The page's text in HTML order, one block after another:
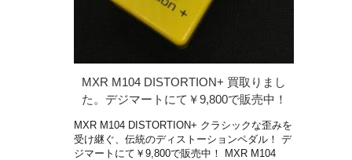
MXR M104 DISTORTION+ 買取りまし
た。デジマートにて￥9,800で販売中！
MXR M104 DISTORTION+ クラシックな歪みを
受け継ぐ、伝統のディストーションペダル！ デ
ジマートにて￥9,800で販売中！ MXR M104